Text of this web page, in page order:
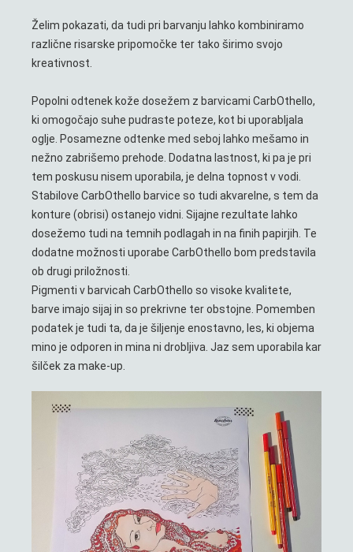
Želim pokazati, da tudi pri barvanju lahko kombiniramo
različne risarske pripomočke ter tako širimo svojo
kreativnost.
Popolni odtenek kože dosežem z barvicami CarbOthello,
ki omogočajo suhe pudraste poteze, kot bi uporabljala
oglje. Posamezne odtenke med seboj lahko mešamo in
nežno zabrišemo prehode. Dodatna lastnost, ki pa je pri
tem poskusu nisem uporabila, je delna topnost v vodi.
Stabilove CarbOthello barvice so tudi akvarelne, s tem da
konture (obrisi) ostanejo vidni. Sijajne rezultate lahko
dosežemo tudi na temnih podlagah in na finih papirjih. Te
dodatne možnosti uporabe CarbOthello bom predstavila
ob drugi priložnosti.
Pigmenti v barvicah CarbOthello so visoke kvalitete,
barve imajo sijaj in so prekrivne ter obstojne. Pomemben
podatek je tudi ta, da je šiljenje enostavno, les, ki objema
mino je odporen in mina ni drobljiva. Jaz sem uporabila kar
šilček za make-up.